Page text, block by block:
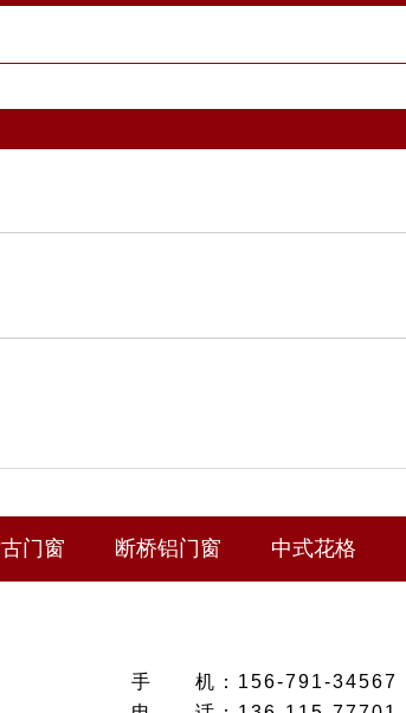
门窗 断桥铝门窗 中式花格
手 机： 156-791-34567